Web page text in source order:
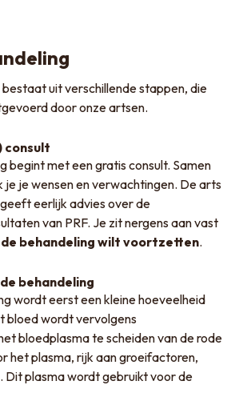
uit verschillende stappen, die
door onze artsen.
consult
begint met een gratis consult. Samen
je wensen en verwachtingen. De arts
eerlijk advies over de
van PRF. Je zit nergens aan vast
behandeling wilt voortzetten.
behandeling
wordt eerst een kleine hoeveelheid
bloed wordt vervolgens
bloedplasma te scheiden van de rode
het plasma, rijk aan groeifactoren,
Dit plasma wordt gebruikt voor de